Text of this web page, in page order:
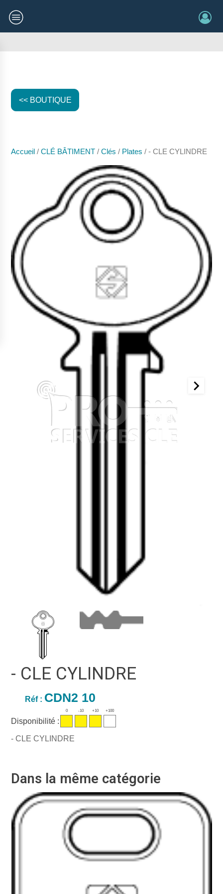
<< BOUTIQUE
Accueil /CLÉ BÂTIMENT /Clés / Plates / - CLE CYLINDRE
- CLE CYLINDRE
Réf : CDN2 10
Disponibilité :
0 -10 +10 +100
- CLE CYLINDRE
Dans la même catégorie